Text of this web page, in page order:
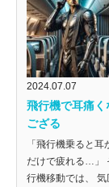
2024.07.07
飛行機で耳痛
ござる
「飛行機乗ると
だけで疲れる…」
行機移動では、 気